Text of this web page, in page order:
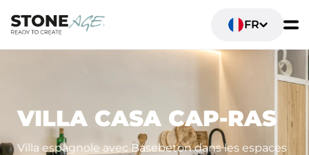
VILLA CASA CAP-RAS
Villa espagnole avec Basebeton dans les espaces
FR